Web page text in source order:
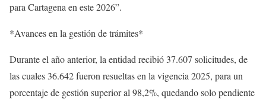
para Cartagena en este 2026”.
*Avances en la gestión de trámites*
Durante el año anterior, la entidad recibió 37.607 solicitudes, de
las cuales 36.642 fueron resueltas en la vigencia 2025, para un
porcentaje de gestión superior al 98,2%, quedando solo pendiente